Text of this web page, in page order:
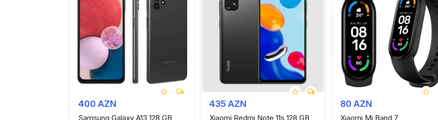
400 AZN
Samsung Galaxy A13 128 GB
435 AZN
Xiaomi Redmi Note 11s 128 GB
80 AZN
Xiaomi Mi Band 7